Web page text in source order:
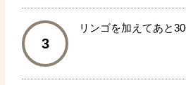
3
リンゴを加えてあと30